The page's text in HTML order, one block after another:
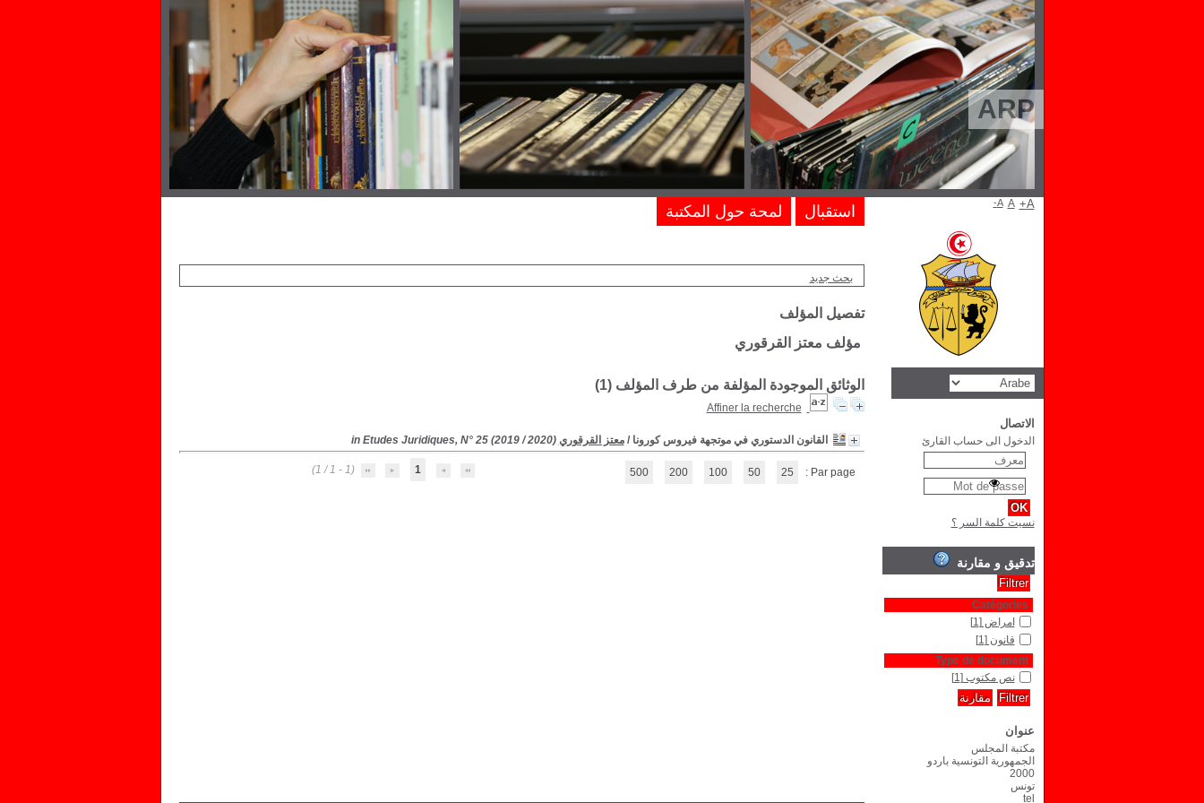
ARP
بحث جديد
تفصيل المؤلف
مؤلف معتز القرقوري
الوثائق الموجودة المؤلفة من طرف المؤلف (1
)
Affiner la recherche
القانون الدستوري في موتجهة فيروس كورونا /معتز القرقوري in Etudes Juridiques, N° 25 (2019 / 2020)
1
(1 - 1 / 1) Par page :
25
50
100
200
500
استقبال لمحة حول المكتبة A- A A+
الاتصال
الدخول الى حساب القارئ
نسيت كلمة السر ؟
تدقيق و مقارنة
Catégories
امراض [1]
قانون [1]
Type de document
نص مكتوب [1]
عنوان
مكتبة المجلس
الجمهورية التونسية باردو
2000
تونس
tel